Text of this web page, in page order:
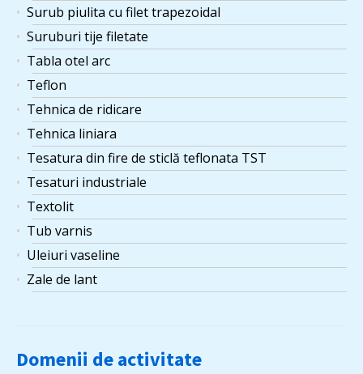
Surub piulita cu filet trapezoidal
Suruburi tije filetate
Tabla otel arc
Teflon
Tehnica de ridicare
Tehnica liniara
Tesatura din fire de sticlă teflonata TST
Tesaturi industriale
Textolit
Tub varnis
Uleiuri vaseline
Zale de lant
Domenii de activitate